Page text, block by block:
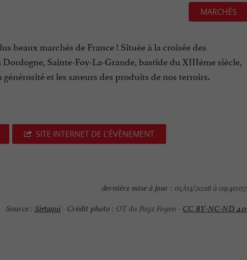
MARCHÉS
beaux marchés de France ! Située à la croisée des
Sainte-Foy-La-Grande, bastide du XIIIème siècle,
et les saveurs des produits de nos terroirs.
SITE INTERNET DE L'ÉVÈNEMENT
dernière mise à jour : 05/03/2026 à 09:40:07
Source : Sirtaqui-Crédit photo : OT du Pays Foyen -CC BY-NC-ND 4.0